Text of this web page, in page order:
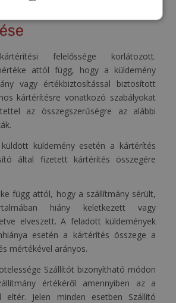
felelőssége korlátozott.
attól függ, hogy a küldemény
vagy értékbiztosítással biztosított
kártérítésre vonatkozó szabályokat
az összegszerűségre az alábbi
küldött küldemény esetén a kártérítés
által fizetett kártérítés összegére
függ attól, hogy a szállítmány sérült,
hiány keletkezett vagy
elveszett. A feladott küldemények
esetén a kártérítés összege a
mértékével arányos.
Szállítót bizonyítható módon
értékéről amennyiben az a
eltér. Jelen minden esetben Szállító